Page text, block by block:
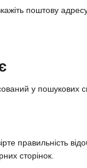
поштову
у пошукових
правильність
сторінок.